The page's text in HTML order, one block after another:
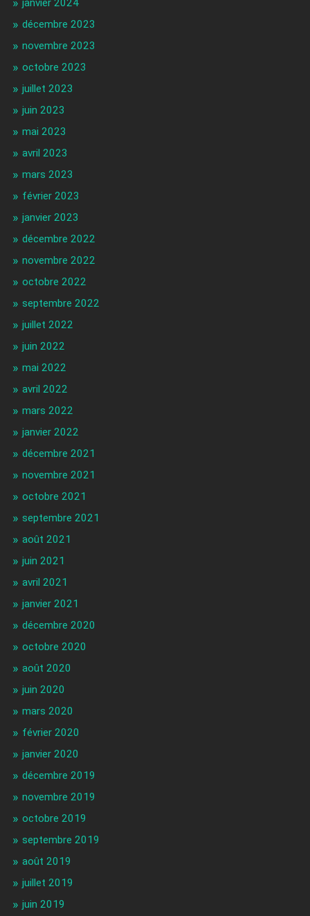
janvier 2024
décembre 2023
novembre 2023
octobre 2023
juillet 2023
juin 2023
mai 2023
avril 2023
mars 2023
février 2023
janvier 2023
décembre 2022
novembre 2022
octobre 2022
septembre 2022
juillet 2022
juin 2022
mai 2022
avril 2022
mars 2022
janvier 2022
décembre 2021
novembre 2021
octobre 2021
septembre 2021
août 2021
juin 2021
avril 2021
janvier 2021
décembre 2020
octobre 2020
août 2020
juin 2020
mars 2020
février 2020
janvier 2020
décembre 2019
novembre 2019
octobre 2019
septembre 2019
août 2019
juillet 2019
juin 2019